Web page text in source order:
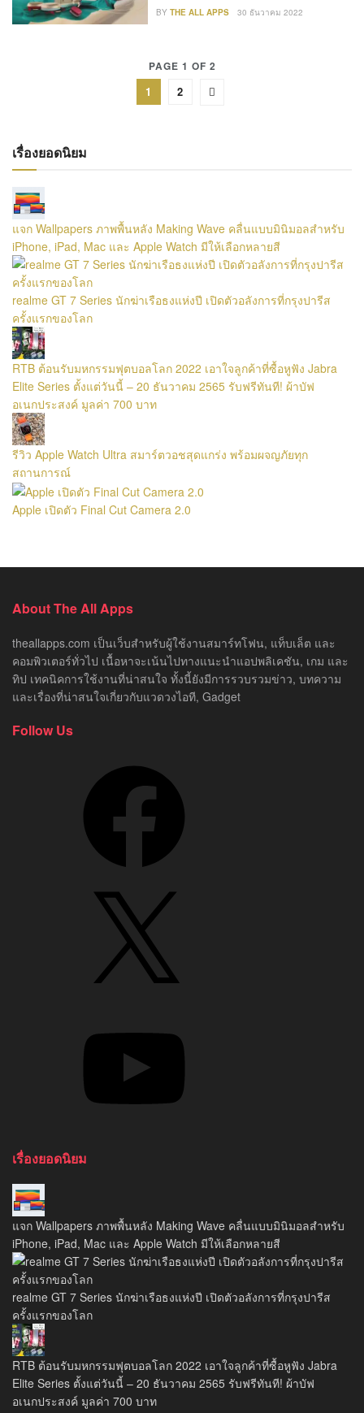
BY THE ALL APPS 30 ธันวาคม 2022
PAGE 1 OF 2
1 2
เรื่องยอดนิยม
แจก Wallpapers ภาพพื้นหลัง Making Wave คลื่นแบบมินิมอลสำหรับ
iPhone, iPad, Mac และ Apple Watch มีให้เลือกหลายสี
realme GT 7 Series นักฆ่าเรือธงแห่งปี เปิดตัวอลังการที่กรุงปารีส
ครั้งแรกของโลก
RTB ต้อนรับมหกรรมฟุตบอลโลก 2022 เอาใจลูกค้าที่ซื้อหูฟัง Jabra
Elite Series ตั้งแต่วันนี้ – 20 ธันวาคม 2565 รับฟรีทันที! ผ้าบัฟ
อเนกประสงค์ มูลค่า 700 บาท
รีวิว Apple Watch Ultra สมาร์ตวอชสุดแกร่ง พร้อมผจญภัยทุก
สถานการณ์
Apple เปิดตัว Final Cut Camera 2.0
About The All Apps
theallapps.com เป็นเว็บสำหรับผู้ใช้งานสมาร์ทโฟน, แท็บเล็ต และ
คอมพิวเตอร์ทั่วไป เนื้อหาจะเน้นไปทางแนะนำแอปพลิเคชัน, เกม และ
ทิป เทคนิคการใช้งานที่น่าสนใจ ทั้งนี้ยังมีการรวบรวมข่าว, บทความ
และเรื่องที่น่าสนใจเกี่ยวกับแวดวงไอที, Gadget
Follow Us
เรื่องยอดนิยม
แจก Wallpapers ภาพพื้นหลัง Making Wave คลื่นแบบมินิมอลสำหรับ
iPhone, iPad, Mac และ Apple Watch มีให้เลือกหลายสี
realme GT 7 Series นักฆ่าเรือธงแห่งปี เปิดตัวอลังการที่กรุงปารีส
ครั้งแรกของโลก
RTB ต้อนรับมหกรรมฟุตบอลโลก 2022 เอาใจลูกค้าที่ซื้อหูฟัง Jabra
Elite Series ตั้งแต่วันนี้ – 20 ธันวาคม 2565 รับฟรีทันที! ผ้าบัฟ
อเนกประสงค์ มูลค่า 700 บาท